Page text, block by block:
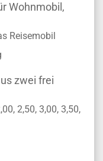
Wohnmobil,
Reisemobil
zwei frei
2,50, 3,00, 3,50,